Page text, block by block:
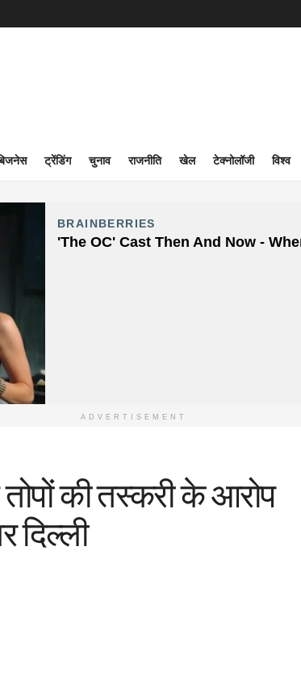
ट्रेंडिंग चुनाव राजनीति खेल टेक्नोलॉजी विश्व
ADVERTISEMENT
की तस्करी के आरोप
दिल्ली